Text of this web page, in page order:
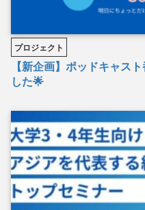
プロジェクト
【新企画】ポッドキャス
した🌟